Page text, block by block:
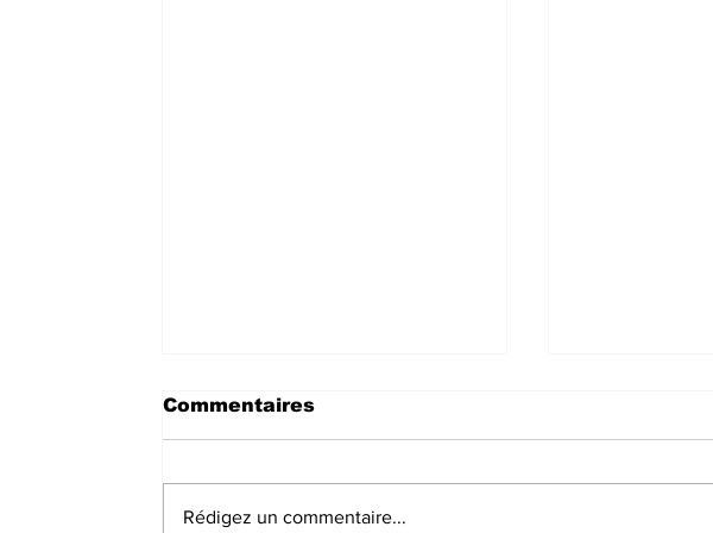
Commentaires
Rédigez un commentaire...